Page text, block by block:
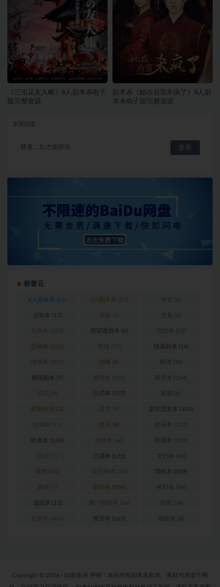
《三生花友人帐》6人剧本杀电子
版完整资源
剧本杀《她在后宫杀疯了》6人剧
本杀电子版完整资源
登录... 后才能评论
标签云
6人剧本杀 (67) 7人剧本杀 (17) 中式 (6)
反转本 (17) 古风 (6)
密室逃脱本 (6) 对抗本 (33)
恐怖本 (221) 情感剧本 (14)
惊悚 (8) 推理 (30)
推理剧本 (7) 新手本 (164)
日式本 (107) 机制 (6)
机制本 (313) 架空历史本 (102)
欢乐 (8) 欢乐本 (317)
欧美本 (124) 民国本 (103)
沉浸本 (175) 玄幻本 (44)
现代 (16) 现代本 (689)
硬核本 (286) 科幻本 (34)
谍战本 (15) 还原 (14)
阵营本 (165) 韩国本 (6)
Copyright © 2026 · 80剧本杀 声明：本站所有剧本杀剧本、素材均来源于网